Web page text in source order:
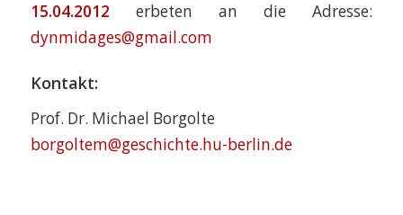
15.04.2012 erbeten an die Adresse:
dynmidages@gmail.com
Kontakt:
Prof. Dr. Michael Borgolte
borgoltem@geschichte.hu-berlin.de